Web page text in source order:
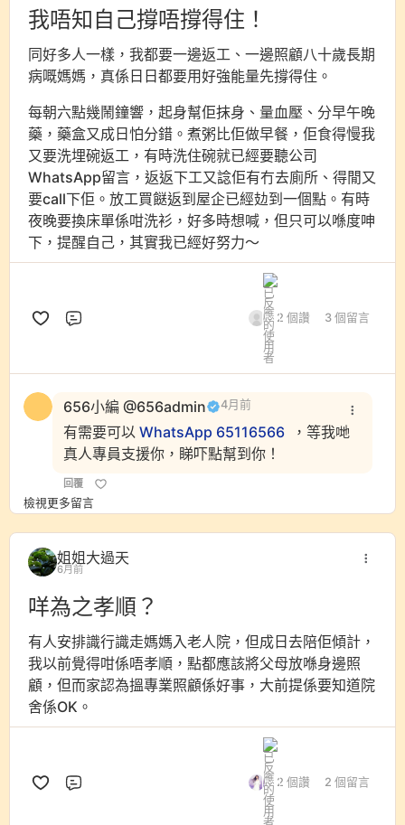
我唔知自己撐唔撐得住！
同好多人一樣，我都要一邊返工、一邊照顧八十歲長期
病嘅媽媽，真係日日都要用好強能量先撐得住。
每朝六點幾鬧鐘響，起身幫佢抹身、量血壓、分早午晚
藥，藥盒又成日怕分錯。煮粥比佢做早餐，佢食得慢我
又要洗埋碗返工，有時洗住碗就已經要聽公司
WhatsApp留言，返返下工又諗佢有冇去廁所、得閒又
要call下佢。放工買餸返到屋企已經攰到一個點。有時
夜晚要換床單係咁洗衫，好多時想喊，但只可以喺度呻
下，提醒自己，其實我已經好努力～
2 個讚 3 個留言
656小編 @656admin 4月前
有需要可以 WhatsApp 65116566 ，等我哋
真人專員支援你，睇吓點幫到你！
回覆
檢視更多留言
姐姐大過天
6月前
咩為之孝順？
有人安排識行識走媽媽入老人院，但成日去陪佢傾計，
我以前覺得咁係唔孝順，點都應該將父母放喺身邊照
顧，但而家認為搵專業照顧係好事，大前提係要知道院
舍係OK。
2 個讚 2 個留言